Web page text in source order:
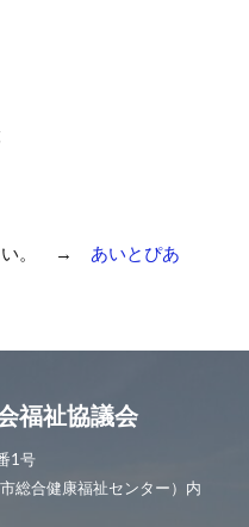
さい。 → あいとぴあ
福祉協議会
1号
総合健康福祉センター）内